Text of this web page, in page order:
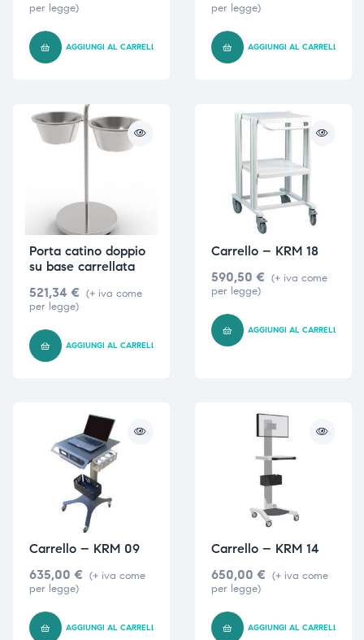
per legge)
AGGIUNGI AL CARRELLO
per legge)
AGGIUNGI AL CARRELLO
Porta catino doppio
su base carrellata
521,34 € (+ iva come
per legge)
AGGIUNGI AL CARRELLO
Carrello – KRM 18
590,50 € (+ iva come
per legge)
AGGIUNGI AL CARRELLO
Carrello – KRM 09
635,00 € (+ iva come
per legge)
AGGIUNGI AL CARRELLO
Carrello – KRM 14
650,00 € (+ iva come
per legge)
AGGIUNGI AL CARRELLO